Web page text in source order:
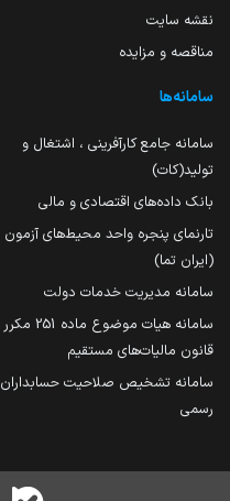
نقشه سایت
مناقصه و مزایده
سامانه‌ها
سامانه جامع کارآفرینی ، اشتغال و
تولید(کات)
بانک داده‌های اقتصادی و مالی
تارنمای پنجره واحد محیط‌های آزمون
(ایران تما)
سامانه مدیریت خدمات دولت
سامانه هیات موضوع ماده 251 مکرر
قانون مالیات‌های مستقیم
سامانه تشخیص صلاحیت حسابداران
رسمی